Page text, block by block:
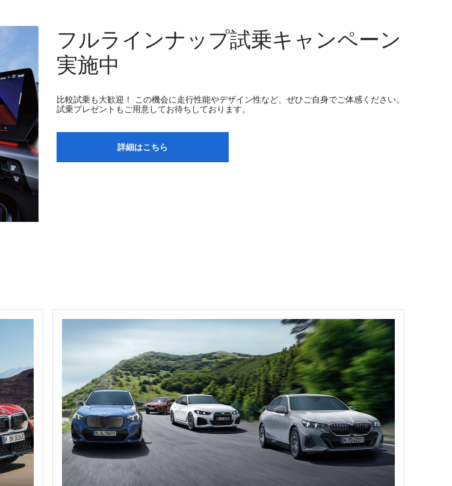
フルラインナップ試乗キャンペーン
実施中
比較試乗も大歓迎！ この機会に走行性能やデザイン性など、ぜひご自身でご体感ください。
試乗プレゼントもご用意してお待ちしております。
詳細はこちら